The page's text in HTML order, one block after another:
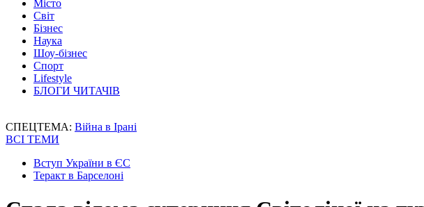
Місто
Світ
Бізнес
Наука
Шоу-бізнес
Спорт
Lifestyle
БЛОГИ ЧИТАЧІВ
СПЕЦТЕМА: Війна в Ірані
ВСІ ТЕМИ
Вступ України в ЄС
Теракт в Барселоні